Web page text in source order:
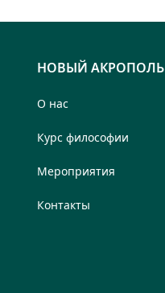
НОВЫЙ АКРОПОЛЬ
О нас
Курс философии
Мероприятия
Контакты